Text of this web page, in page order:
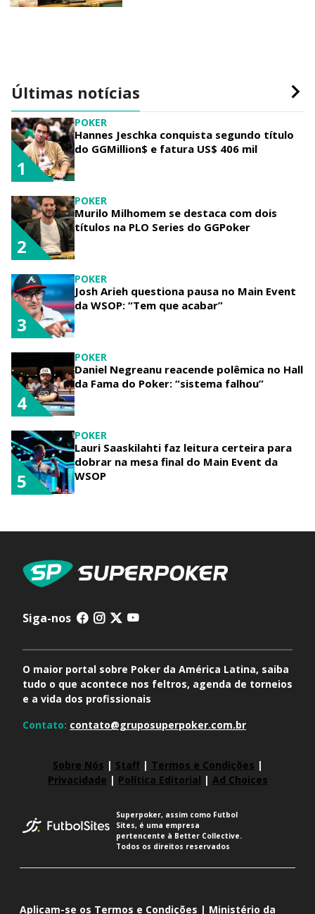
Últimas notícias
POKER
Hannes Jeschka conquista segundo título
do GGMillion$ e fatura US$ 406 mil
1
POKER
Murilo Milhomem se destaca com dois
títulos na PLO Series do GGPoker
2
POKER
Josh Arieh questiona pausa no Main Event
da WSOP: “Tem que acabar”
3
POKER
Daniel Negreanu reacende polêmica no Hall
da Fama do Poker: “sistema falhou”
4
POKER
Lauri Saaskilahti faz leitura certeira para
dobrar na mesa final do Main Event da
WSOP
5
Siga-nos
O maior portal sobre Poker da América Latina, saiba
tudo o que acontece nos feltros, agenda de torneios
e a vida dos profissionais
Contato: contato@gruposuperpoker.com.br
Sobre Nós | Staff| Termos e Condições |
Privacidade | Política Editorial | Ad Choices
Superpoker, assim como Futbol
Sites, é uma empresa
pertencente à Better Collective.
Todos os direitos reservados
Aplicam-se os Termos e Condições | Ministério da